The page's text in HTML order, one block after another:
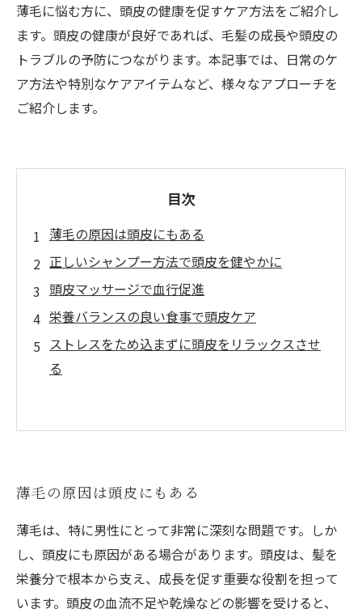
薄毛に悩む方に、頭皮の健康を促すケア方法をご紹介し
ます。頭皮の健康が良好であれば、毛髪の成長や頭皮の
トラブルの予防につながります。本記事では、日常のケ
ア方法や特別なケアアイテムなど、様々なアプローチを
ご紹介します。
目次
薄毛の原因は頭皮にもある
正しいシャンプー方法で頭皮を健やかに
頭皮マッサージで血行促進
栄養バランスの良い食事で頭皮ケア
ストレスをため込まずに頭皮をリラックスさせ
る
薄毛の原因は頭皮にもある
薄毛は、特に男性にとって非常に深刻な問題です。しか
し、頭皮にも原因がある場合があります。頭皮は、髪を
栄養分で根本から支え、成長を促す重要な役割を担って
います。頭皮の血流不足や乾燥などの影響を受けると、